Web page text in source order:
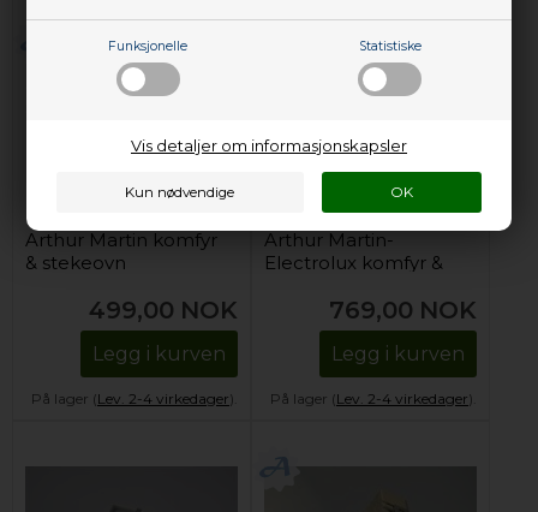
Funksjonelle Statistiske
Vis detaljer om informasjonskapsler
Effektregulator,
Arthur Martin komfyr
& stekeovn
499,00 NOK
Legg i kurven
På lager (Lev. 2-4 virkedager).
Effektregulator,
Arthur Martin-
Electrolux komfyr &
769,00 NOK
Legg i kurven
På lager (Lev. 2-4 virkedager).